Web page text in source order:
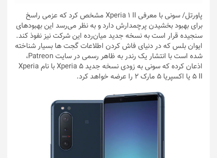
پاورتل
/ سونی با معرفی Xperia 1 II مشخص کرد که عزمی راسخ
برای بهبود بخشیدن پرچمدارش دارد و به نظر می‌رسد این بهبودهای
سنجیده قرار است به نسخه جدید میان‌رده این شرکت نیز نفوذ کند.
ایوان بلس که در دنیای فاش کردن اطلاعات گجت ها بسیار شناخته
شده است با انتشار یک رندر به ظاهر رسمی در سایت Patreon،
اذعان کرده که سونی به زودی نسخه جدید Xperia 5 با نام Xperia
5 II یا اکسپریا ۵ مارک ۲ را عرضه خواهد کرد.